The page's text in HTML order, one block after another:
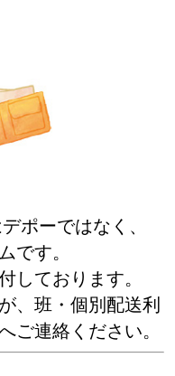
ポーではなく、
です。
しております。
、班・個別配送利
ご連絡ください。